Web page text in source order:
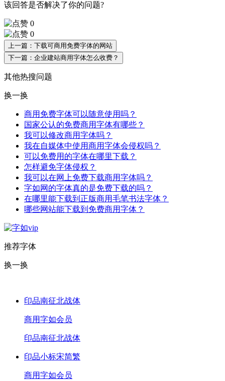
该回答是否解决了你的问题?
0
0
上一篇：下载可商用免费字体的网站
下一篇：企业建站商用字体怎么收费？
其他热搜问题
换一换
商用免费字体可以随意使用吗？
国家公认的免费商用字体有哪些？
我可以修改商用字体吗？
我在自媒体中使用商用字体会侵权吗？
可以免费用的字体在哪里下载？
怎样避免字体侵权？
我可以在网上免费下载商用字体吗？
字如网的字体真的是免费下载的吗？
在哪里能下载到正版商用毛笔书法字体？
哪些网站能下载到免费商用字体？
推荐字体
换一换
印品南征北战体
商用字如会员
印品南征北战体
印品小标宋简繁
商用字如会员